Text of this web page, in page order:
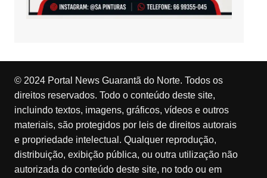
© 2024 Portal News Guarantã do Norte. Todos os
direitos reservados. Todo o conteúdo deste site,
incluindo textos, imagens, gráficos, vídeos e outros
materiais, são protegidos por leis de direitos autorais
e propriedade intelectual. Qualquer reprodução,
distribuição, exibição pública, ou outra utilização não
autorizada do conteúdo deste site, no todo ou em